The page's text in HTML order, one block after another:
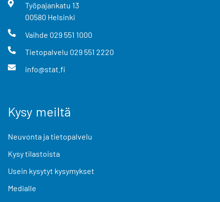
Työpajankatu 13
00580 Helsinki
Vaihde 029 551 1000
Tietopalvelu 029 551 2220
info@stat.fi
Kysy meiltä
Neuvonta ja tietopalvelu
Kysy tilastoista
Usein kysytyt kysymykset
Medialle